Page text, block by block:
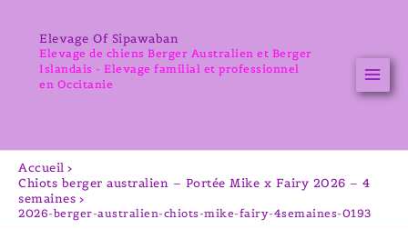
contenuElevage Of Sipawaban
Elevage de chiens Berger Australien et Berger
Islandais - Elevage familial et professionnel
en Occitanie
Accueil
Chiots berger australien – Portée Mike x Fairy 2026 – 4
semaines
2026-berger-australien-chiots-mike-fairy-4semaines-0193